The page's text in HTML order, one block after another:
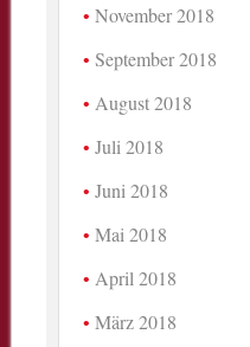
November 2018
September 2018
August 2018
Juli 2018
Juni 2018
Mai 2018
April 2018
März 2018